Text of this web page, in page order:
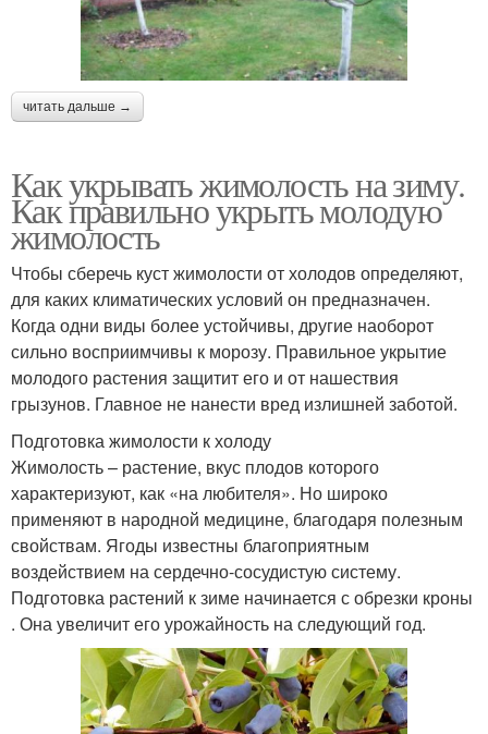
читать дальше →
Как укрывать жимолость на зиму.
Как правильно укрыть молодую
жимолость
Чтобы сберечь куст жимолости от холодов определяют,
для каких климатических условий он предназначен.
Когда одни виды более устойчивы, другие наоборот
сильно восприимчивы к морозу. Правильное укрытие
молодого растения защитит его и от нашествия
грызунов. Главное не нанести вред излишней заботой.
Подготовка жимолости к холоду
Жимолость – растение, вкус плодов которого
характеризуют, как «на любителя». Но широко
применяют в народной медицине, благодаря полезным
свойствам. Ягоды известны благоприятным
воздействием на сердечно-сосудистую систему.
Подготовка растений к зиме начинается с обрезки кроны
. Она увеличит его урожайность на следующий год.